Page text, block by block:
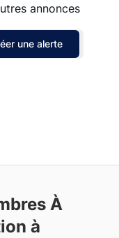
annonces
une alerte
À
à